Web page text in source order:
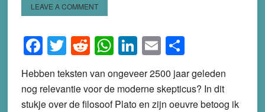
LEAVE A COMMENT
Facebook
Twitter
Reddit
WhatsApp
LinkedIn
EmailShare
Hebben teksten van ongeveer 2500 jaar geleden
nog relevantie voor de moderne skepticus? In dit
stukje over de filosoof Plato en zijn oeuvre betoog ik